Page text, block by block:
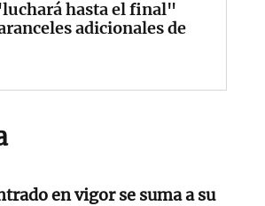
hasta el final"
adicionales de
en vigor se suma a su